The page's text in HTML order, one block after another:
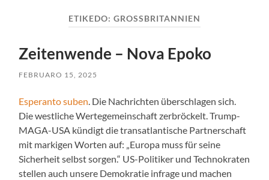
ETIKEDO: GROSSBRITANNIEN
Zeitenwende – Nova Epoko
FEBRUARO 15, 2025
Esperanto suben. Die Nachrichten überschlagen sich.
Die westliche Wertegemeinschaft zerbröckelt. Trump-
MAGA-USA kündigt die transatlantische Partnerschaft
mit markigen Worten auf: „Europa muss für seine
Sicherheit selbst sorgen.“ US-Politiker und Technokraten
stellen auch unsere Demokratie infrage und machen